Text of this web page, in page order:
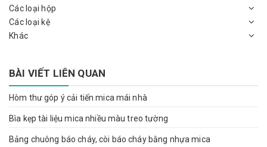
Các loại hộp
Các loại kệ
Khác
BÀI VIẾT LIÊN QUAN
Hòm thư góp ý cải tiến mica mái nhà
Bìa kẹp tài liệu mica nhiều màu treo tường
Bảng chuông báo cháy, còi báo cháy bằng nhựa mica